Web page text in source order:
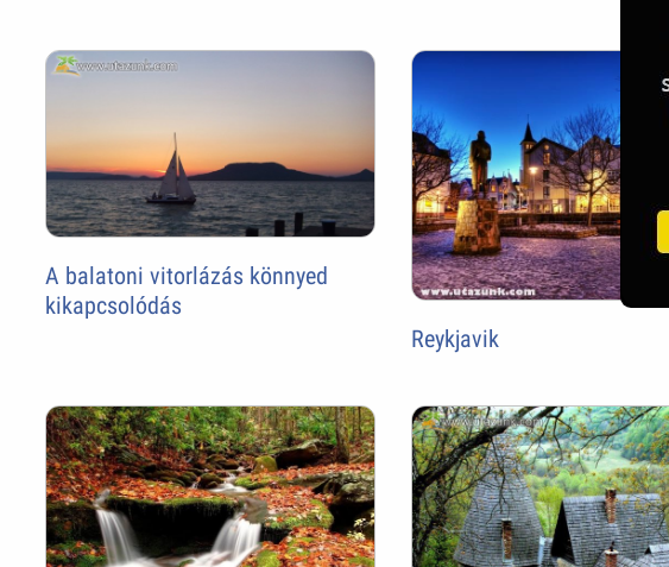
A balatoni vitorlázás könnyed
kikapcsolódás
Reykjavik